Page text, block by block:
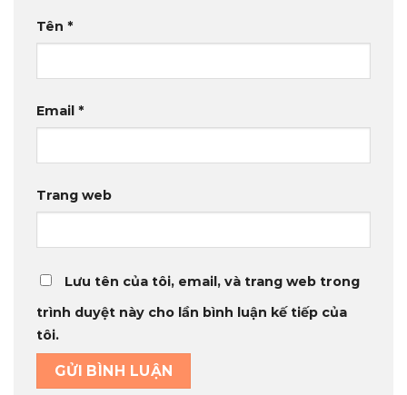
Tên *
Email *
Trang web
Lưu tên của tôi, email, và trang web trong
trình duyệt này cho lần bình luận kế tiếp của
tôi.